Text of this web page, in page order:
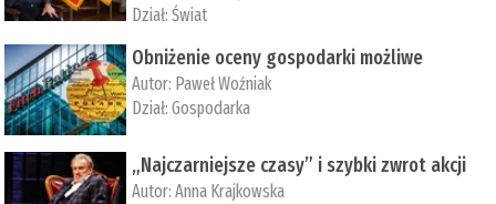
Dział:Świat
Obniżenie oceny gospodarki możliwe
Autor: Paweł Woźniak
Dział:Gospodarka
„Najczarniejsze czasy” i szybki zwrot akcji
Autor:Anna Krajkowska